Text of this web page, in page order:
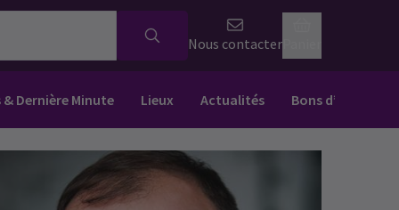
Nous contacter
& Dernière Minute Lieux Actualités Bons d’achat